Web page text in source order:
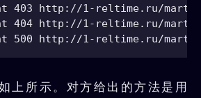
403 http://1-reltime.ru/
404 http://1-reltime.ru/
上所示。对方给出的方法是用